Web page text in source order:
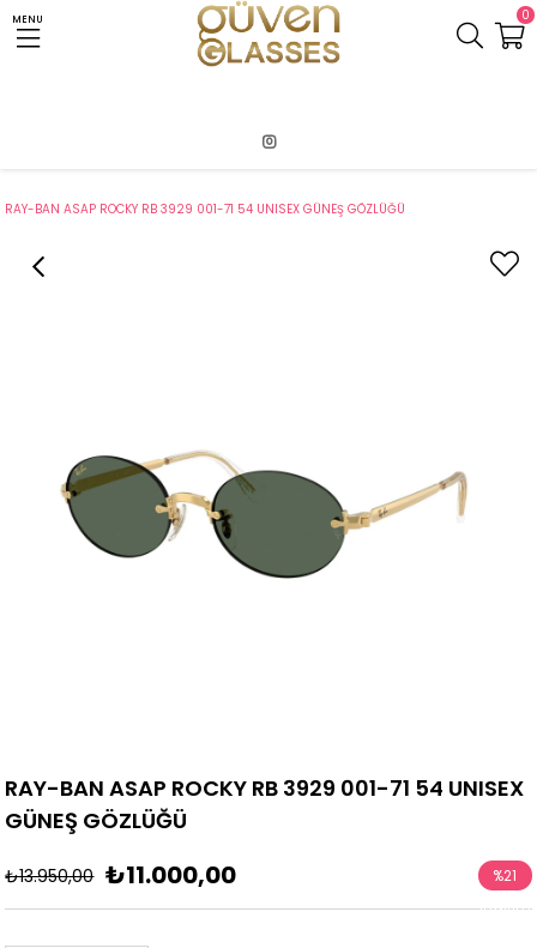
MENU 0
RAY-BAN ASAP ROCKY RB 3929 001-71 54 UNISEX GÜNEŞ GÖZLÜĞÜ
RAY-BAN ASAP ROCKY RB 3929 001-71 54 UNISEX
GÜNEŞ GÖZLÜĞÜ
₺13.950,00 ₺11.000,00 %21
İndirim